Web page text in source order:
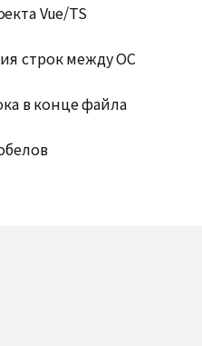
Vue/TS
строк между ОС
в конце файла